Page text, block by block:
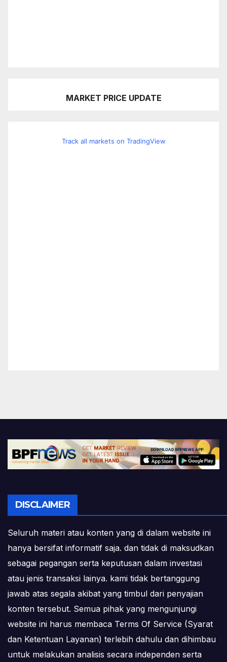
MARKET PRICE UPDATE
Track all markets on TradingView
DISCLAIMER
Seluruh materi atau konten yang di dalam website ini
hanya bersifat informatif saja. dan tidak di maksudkan
sebagai pegangan serta keputusan dalam investasi
atau jenis transaksi lainya. kami tidak bertanggung
jawab atas segala akibat yang timbul dari penyajian
konten tersebut. Semua pihak yang mengunjungi
website ini harus membaca Terms Of Service (Syarat
dan Ketentuan Layanan) terlebih dahulu dan dihimbau
untuk melakukan analisis secara independen serta